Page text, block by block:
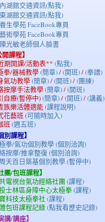
湖館交通資訊(點我)
湖館交通資訊(點我)
生學苑 FaceBook專頁
術學苑 FaceBook專頁
光敏老師個人臉書
課程】
期開課/活動表** (點我)
拳/器械教學(簡章)/(開班)/(拳譜)
氣功教學(簡章)/(開班)/(團練)
按摩手法教學(簡章)/(開班)
自療(暫停中)(簡章)/(開班)/(講義)
族樂活體適能(課程說明)
花藝班(可隨時加入)
班(週五班)
別課程】
拳/氣功個別教學 (個別洽詢)
按摩/推拿整復 (個別洽詢)
天百日築基個別教學 (暫停中)
團/包班課程】
電視台氣功經絡社團 (課程)
士林區身障中心太極拳(課程)
科技太極拳社(課程)
包班課程記錄(點我看歷史記錄)
講/講座】